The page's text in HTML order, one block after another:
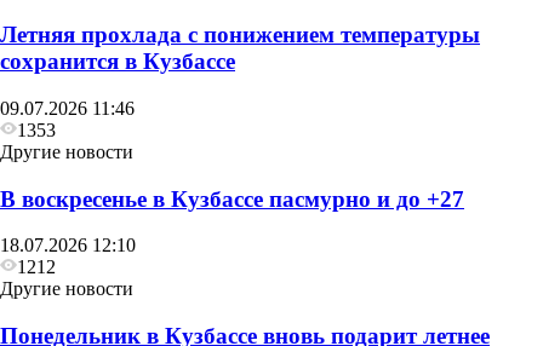
Летняя прохлада с понижением температуры
сохранится в Кузбассе
09.07.2026 11:46
1353
Другие новости
В воскресенье в Кузбассе пасмурно и до +27
18.07.2026 12:10
1212
Другие новости
Понедельник в Кузбассе вновь подарит летнее